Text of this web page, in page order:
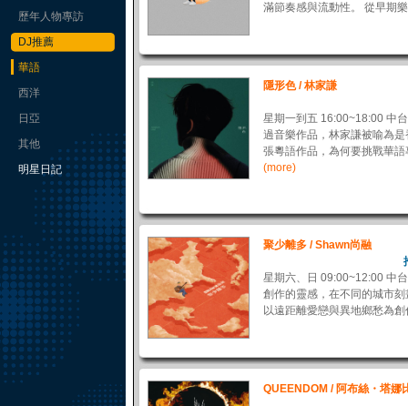
歷年人物專訪
DJ推薦
華語
西洋
日亞
其他
明星日記
滿節奏感與流動性。 從早期
隱形色 / 林家謙
星期一到五 16:00~18:00 中
過音樂作品，林家謙被喻為
張粵語作品，為何要挑戰華
(more)
聚少離多 / Shawn尚融
星期六、日 09:00~12:00 中
創作的靈感，在不同的城市
以遠距離愛戀與異地鄉愁為
QUEENDOM / 阿布絲・塔娜